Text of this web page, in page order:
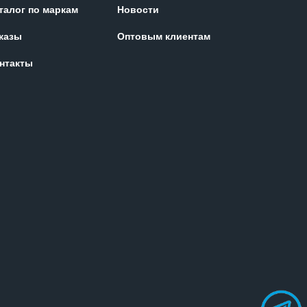
по маркам
Новости
Оптовым клиентам